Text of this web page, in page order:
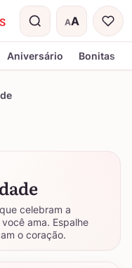
AA
Tamanho do
Aniversário Bonitas
celebram a
ama. Espalhe
o coração.